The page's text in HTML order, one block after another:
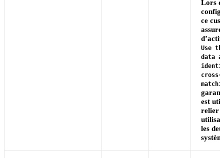
Lors
ce
Use
data
cross-
est
relier
les